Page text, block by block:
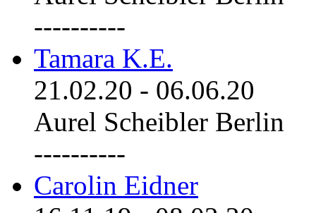
----------
Tamara K.E.
21.02.20 - 06.06.20
Aurel Scheibler Berlin
----------
Carolin Eidner